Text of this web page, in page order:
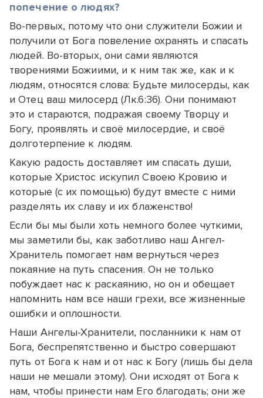
попечение о людях?
Во-первых, потому что они служители Божии и
получили от Бога повеление охранять и спасать
людей. Во-вторых, они сами являются
творениями Божиими, и к ним так же, как и к
людям, относятся слова: Будьте милосерды, как
и Отец ваш милосерд (Лк.6:36). Они понимают
это и стараются, подражая своему Творцу и
Богу, проявлять и своё милосердие, и своё
долготерпение к людям.
Какую радость доставляет им спасать души,
которые Христос искупил Своею Кровию и
которые (с их помощью) будут вместе с ними
разделять их славу и их блаженство!
Если бы мы были хоть немного более чуткими,
мы заметили бы, как заботливо наш Ангел-
Хранитель помогает нам вернуться через
покаяние на путь спасения. Он не только
побуждает нас к раскаянию, но он и обещает
напомнить нам все наши грехи, все жизненные
ошибки и оплошности.
Наши Ангелы-Хранители, посланники к нам от
Бога, беспрепятственно и быстро совершают
путь от Бога к нам и от нас к Богу (лишь бы дела
наши не мешали этому). Они исходят от Бога к
нам, чтобы принести нам Его благодать; они же